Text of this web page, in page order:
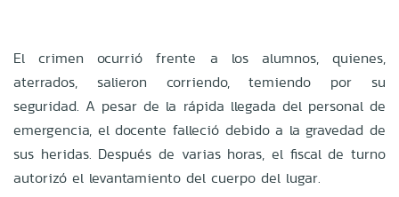
El crimen ocurrió frente a los alumnos, quienes,
aterrados, salieron corriendo, temiendo por su
seguridad. A pesar de la rápida llegada del personal de
emergencia, el docente falleció debido a la gravedad de
sus heridas. Después de varias horas, el fiscal de turno
autorizó el levantamiento del cuerpo del lugar.